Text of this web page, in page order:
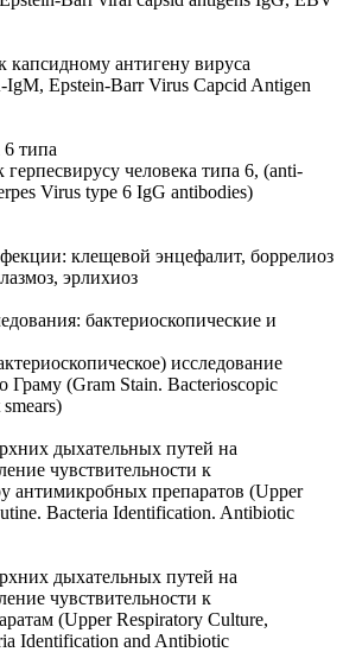
капсидному антигену вируса
Epstein-Barr Virus Capcid Antigen
6 типа
герпесвирусу человека типа 6, (anti-
Virus type 6 IgG antibodies)
клещевой энцефалит, боррелиоз
эрлихиоз
бактериоскопические и
исследование
Граму (Gram Stain. Bacterioscopic
дыхательных путей на
чувствительности к
антимикробных препаратов (Upper
Bacteria Identification. Antibiotic
дыхательных путей на
чувствительности к
(Upper Respiratory Culture,
Identification and Antibiotic